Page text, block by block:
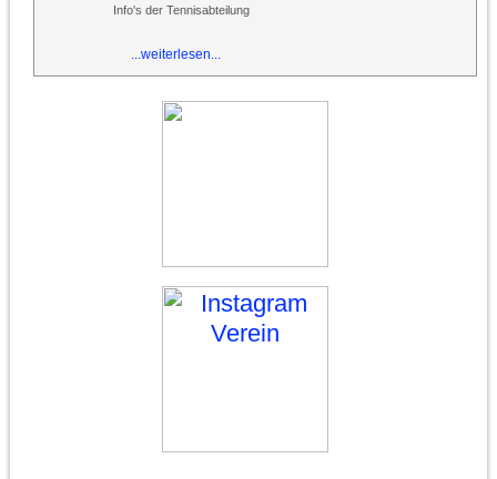
Info's der Tennisabteilung
...weiterlesen...